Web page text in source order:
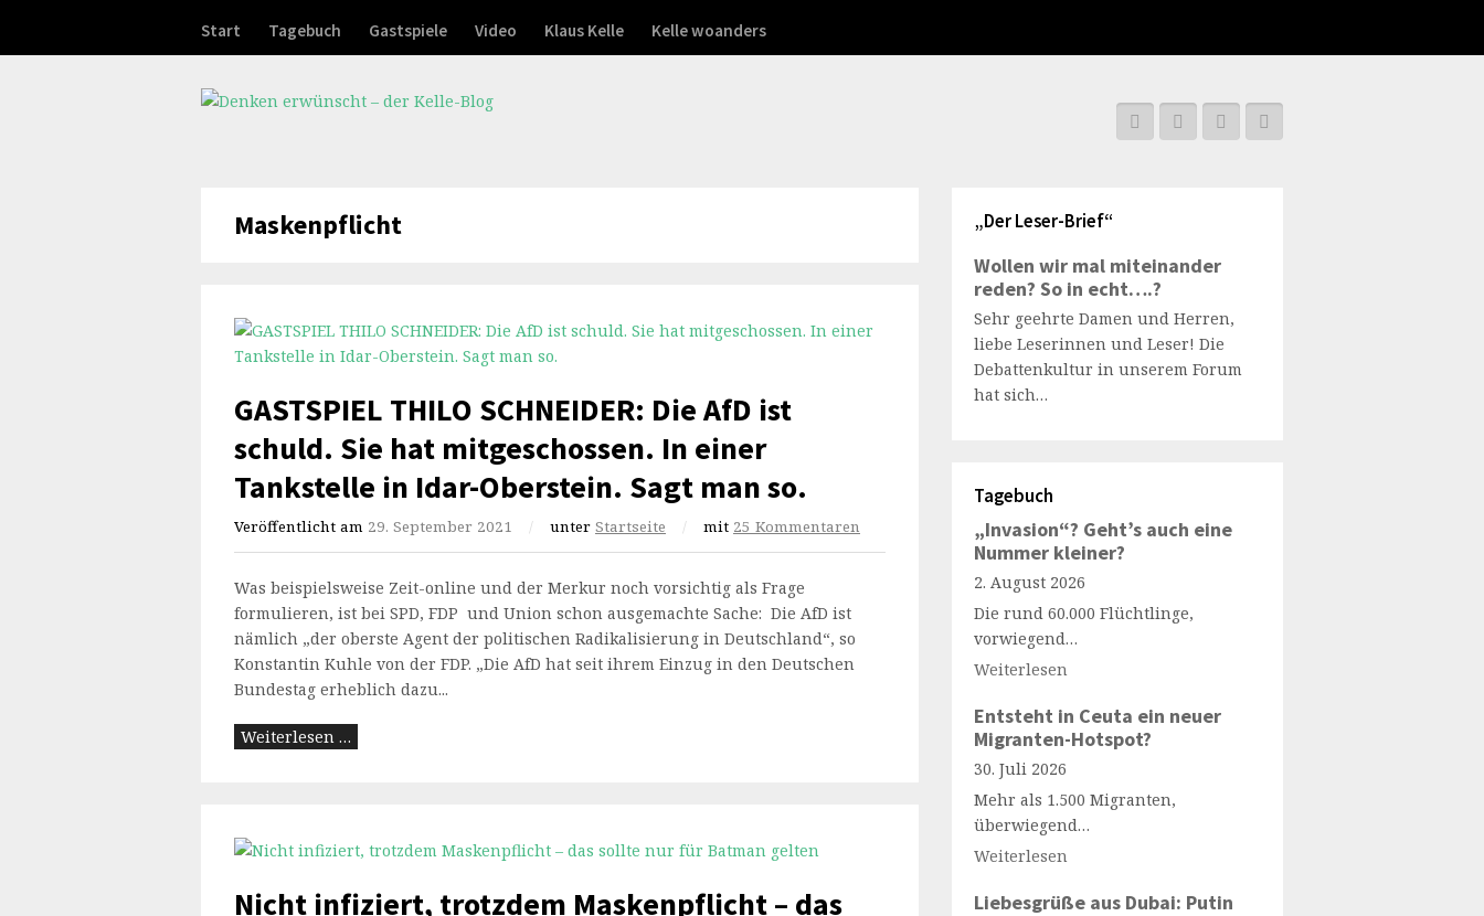
Start Tagebuch Gastspiele Video Klaus Kelle Kelle woanders
Maskenpflicht
GASTSPIEL THILO SCHNEIDER: Die AfD ist
schuld. Sie hat mitgeschossen. In einer
Tankstelle in Idar-Oberstein. Sagt man so.
Veröffentlicht am 29. September 2021 / unter Startseite / mit 25 Kommentaren
Was beispielsweise Zeit-online und der Merkur noch vorsichtig als Frage
formulieren, ist bei SPD, FDP und Union schon ausgemachte Sache: Die AfD ist
nämlich „der oberste Agent der politischen Radikalisierung in Deutschland“, so
Konstantin Kuhle von der FDP. „Die AfD hat seit ihrem Einzug in den Deutschen
Bundestag erheblich dazu...
Weiterlesen …
Nicht infiziert, trotzdem Maskenpflicht – das
„Der Leser-Brief“
Wollen wir mal miteinander
reden? So in echt….?
Sehr geehrte Damen und Herren,
liebe Leserinnen und Leser! Die
Debattenkultur in unserem Forum
hat sich…
Tagebuch
„Invasion“? Geht’s auch eine
Nummer kleiner?
2. August 2026
Die rund 60.000 Flüchtlinge,
vorwiegend…
Weiterlesen
Entsteht in Ceuta ein neuer
Migranten-Hotspot?
30. Juli 2026
Mehr als 1.500 Migranten,
überwiegend…
Weiterlesen
Liebesgrüße aus Dubai: Putin